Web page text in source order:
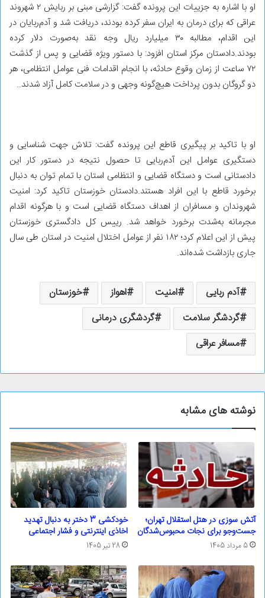
او با اشاره به جزییات این پرونده گفت: گزارشی مبنی بر ربایش ۲ شهروند
عراقی که برای درمان به ایران سفر کرده بودند، دریافت شد و آدم‌ربایان در
این اقدام، مطالبه ۳۰ میلیارد ریال وجه نقد به‌صورت دلار کرده
بودند.دادستان مرکز استان افزود: با دستور ویژه قضایی و پس از گذشت
۷۲ ساعت از زمان وقوع حادثه، با انجام اقدامات فنی عوامل انتظامی، هر
دو گروگان بدون پرداخت هیچ‌گونه وجهی و در سلامت کامل آزاد شدند..
او با تاکید بر پیگیری قاطع این پرونده گفت: تلاش جهت شناسایی و
دستگیری عوامل این آدم‌ربایی تا حصول نتیجه در دستور کار این
دادستانی است و دستگاه قضایی و انتظامی استان با تمام توان به دنبال
برخورد قاطع با این افراد هستند.دادستان خوزستان تاکید کرد: امنیت
شهروندان و مسافران از اهداف دستگاه قضایی است و با هرگونه اقدام
مجرمانه به‌شدت برخورد خواهد شد. رییس کل دادگستری خوزستان
پیش از این اعلام کرد؛ ۱۸۲ نفر از عوامل اختلال امنیت در استان طی سال
جاری بازداشت شده‌اند.
آدم ربایی امنیت اهواز
خوزستان
گردشگر سلامت
گردشگری درمانی
مسافر عراقی
نوشته های مشابه
آتش سوزی در هتل استقلال تهران؛
جست‌وجو برای نجات محبوس‌شدگان
5 مرداد 1405
خودکشی 3 دختر به دنبال تهدید
اخاذی اینترنتی و فشار اجتماعی
28 تیر 1405